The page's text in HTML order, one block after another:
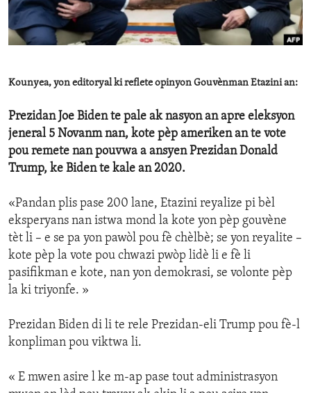
ENVIRONMENT AND HEALTH
IDEALS AND INSTITUTIONS
Kounyea, yon editoryal ki reflete opinyon Gouvènman Etazini an:
Prezidan Joe Biden te pale ak nasyon an apre eleksyon
jeneral 5 Novanm nan, kote pèp ameriken an te vote
pou remete nan pouvwa a ansyen Prezidan Donald
Trump, ke Biden te kale an 2020.
«Pandan plis pase 200 lane, Etazini reyalize pi bèl
eksperyans nan istwa mond la kote yon pèp gouvène
tèt li – e se pa yon pawòl pou fè chèlbè; se yon reyalite –
kote pèp la vote pou chwazi pwòp lidè li e fè li
pasifikman e kote, nan yon demokrasi, se volonte pèp
la ki triyonfe. »
Prezidan Biden di li te rele Prezidan-eli Trump pou fè-l
konpliman pou viktwa li.
« E mwen asire l ke m-ap pase tout administrasyon